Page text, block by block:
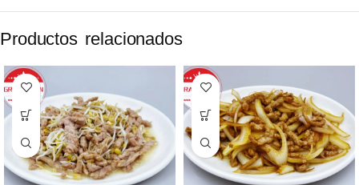
Productos relacionados